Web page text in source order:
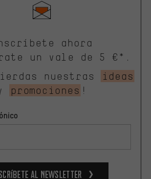
ahora
un vale de 5 €*.
nuestras
ideas
promociones !
al newsletter